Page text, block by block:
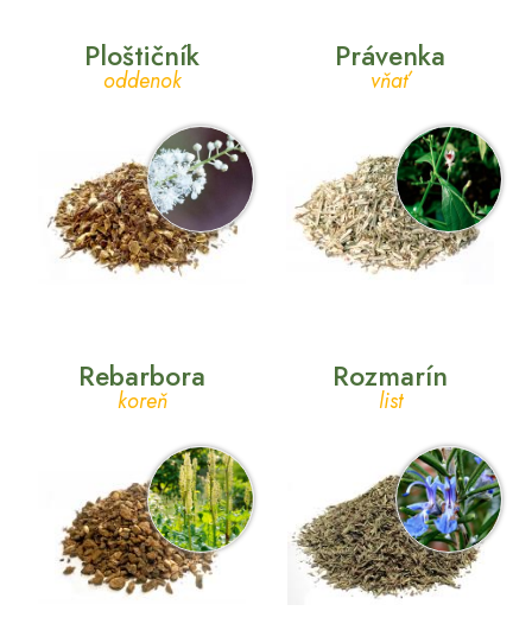
Ploštičník
oddenok
Právenka
vňať
Rebarbora
koreň
Rozmarín
list